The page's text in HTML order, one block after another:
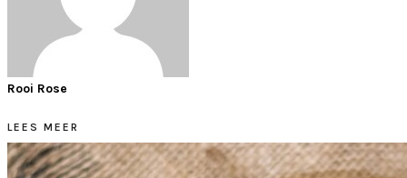
Rooi Rose
LEES MEER